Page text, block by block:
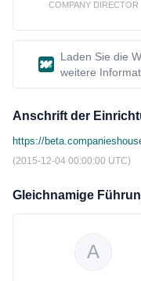
COMPANY DIRECTOR
Laden Sie die
weitere
Anschrift der
https://
(2015-12-04 00:00:00 UTC)
Gleichnamige
A